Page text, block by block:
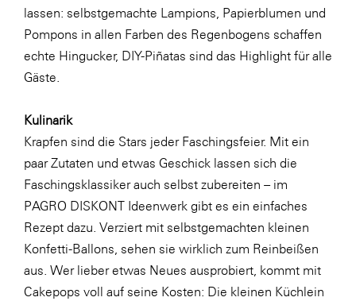
lassen: selbstgemachte Lampions, Papierblumen und
Pompons in allen Farben des Regenbogens schaffen
echte Hingucker, DIY-Piñatas sind das Highlight für alle
Gäste.
Kulinarik
Krapfen sind die Stars jeder Faschingsfeier. Mit ein
paar Zutaten und etwas Geschick lassen sich die
Faschingsklassiker auch selbst zubereiten – im
PAGRO DISKONT Ideenwerk gibt es ein einfaches
Rezept dazu. Verziert mit selbstgemachten kleinen
Konfetti-Ballons , sehen sie wirklich zum Reinbeißen
aus. Wer lieber etwas Neues ausprobiert, kommt mit
Cakepops voll auf seine Kosten: Die kleinen Küchlein